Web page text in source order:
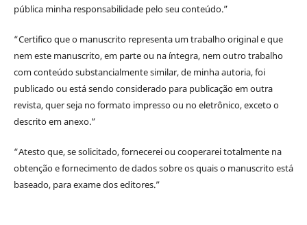
pública minha responsabilidade pelo seu conteúdo.”
“Certifico que o manuscrito representa um trabalho original e que
nem este manuscrito, em parte ou na íntegra, nem outro trabalho
com conteúdo substancialmente similar, de minha autoria, foi
publicado ou está sendo considerado para publicação em outra
revista, quer seja no formato impresso ou no eletrônico, exceto o
descrito em anexo.”
“Atesto que, se solicitado, fornecerei ou cooperarei totalmente na
obtenção e fornecimento de dados sobre os quais o manuscrito está
baseado, para exame dos editores.”